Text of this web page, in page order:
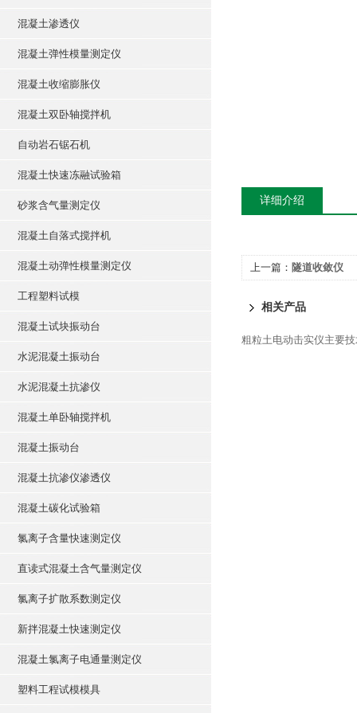
混凝土渗透仪
混凝土弹性模量测定仪
混凝土收缩膨胀仪
混凝土双卧轴搅拌机
自动岩石锯石机
混凝土快速冻融试验箱
砂浆含气量测定仪
混凝土自落式搅拌机
混凝土动弹性模量测定仪
工程塑料试模
混凝土试块振动台
水泥混凝土振动台
水泥混凝土抗渗仪
混凝土单卧轴搅拌机
混凝土振动台
混凝土抗渗仪渗透仪
混凝土碳化试验箱
氯离子含量快速测定仪
直读式混凝土含气量测定仪
氯离子扩散系数测定仪
新拌混凝土快速测定仪
混凝土氯离子电通量测定仪
塑料工程试模模具
详细介绍
上一篇： 隧道收敛仪
相关产品
粗粒土电动击实仪主要